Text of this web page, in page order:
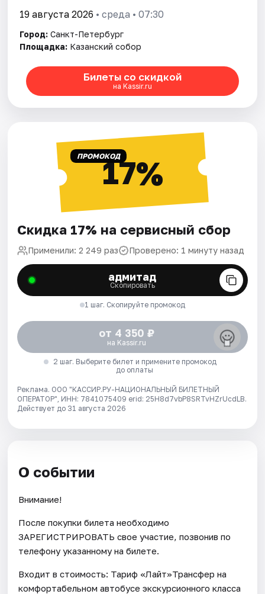
19 августа 2026 • среда • 07:30
Город: Санкт-Петербург
Площадка: Казанский собор
Билеты со скидкой
на Kassir.ru
ПРОМОКОД17%
Скидка 17% на сервисный сбор
Применили: 2 249 раз Проверено: 1 минуту назад
адмитад
Скопировать
1 шаг. Скопируйте промокод
от 4 350 ₽
на Kassir.ru
2 шаг. Выберите билет и примените промокод
до оплаты
Реклама. ООО "КАССИР.РУ-НАЦИОНАЛЬНЫЙ БИЛЕТНЫЙ
ОПЕРАТОР", ИНН: 7841075409 erid: 25H8d7vbP8SRTvHZrUcdLB.
Действует до 31 августа 2026
О событии
Внимание!
После покупки билета необходимо
ЗАРЕГИСТРИРОВАТЬ свое участие, позвонив по
телефону указанному на билете.
Входит в стоимость: Тариф «Лайт»Трансфер на
комфортабельном автобусе экскурсионного класса